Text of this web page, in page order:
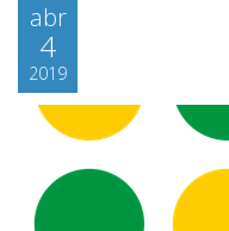
abr
4
2019